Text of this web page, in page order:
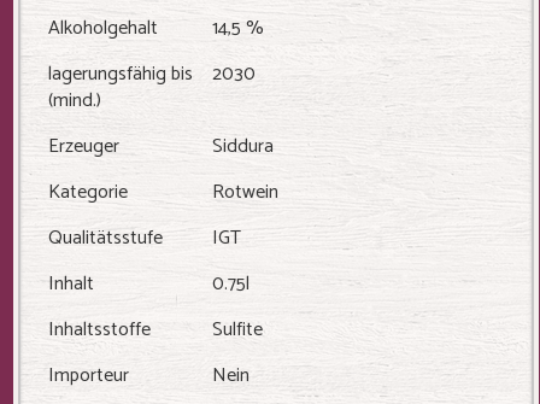
Alkoholgehalt
14,5 %
lagerungsfähig bis
(mind.)
2030
Erzeuger
Siddura
Kategorie
Rotwein
Qualitätsstufe
IGT
Inhalt
0.75l
Inhaltsstoffe
Sulfite
Importeur
Nein